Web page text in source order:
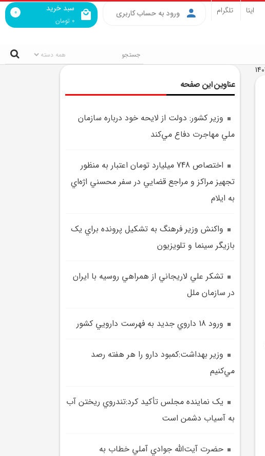
سبد خرید
0 تومان
0 ورود به حساب کاربری ایتا تلگرام
عناوین این صفحه
وزير کشور: دولت از لايحه خود درباره سازمان
ملي مهاجرت دفاع مي‌کند
اختصاص 748 ميليارد تومان اعتبار به منظور
تجهيز مراکز و مراجع قضايي در سفر محسني اژه‌اي
به ايلام
واکنش وزير فرهنگ به تشکيل پرونده براي يک
بازيگر سينما و تلويزيون
تشکر علي لاريجاني از همراهي روسيه با ايران
در سازمان ملل
ورود 18 داروي جديد به فهرست دارويي کشور
وزير بهداشت:کمبود دارو را هر هفته رصد
مي‌کنيم
يک نماينده مجلس تأکيد کرد:تندروي ريختن آب
به آسياب دشمن است
حضرت آيت‌الله جوادي آملي خطاب به